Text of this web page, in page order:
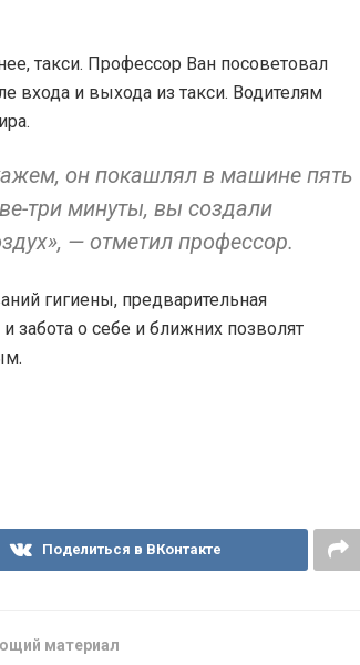
такси. Профессор Ван посоветовал
входа и выхода из такси. Водителям
он покашлял в машине пять
три минуты, вы создали
— отметил профессор.
гигиены, предварительная
забота о себе и ближних позволят
Поделиться в ВКонтакте
материал